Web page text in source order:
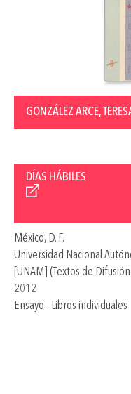
GONZÁLEZ ARCE,
DÍAS HÁBILES
México, D. F.
Universidad Nacional
[UNAM] (Textos de
2012
Ensayo - Libros individuales